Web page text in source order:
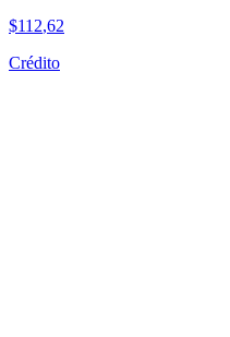
$112,62
Crédito